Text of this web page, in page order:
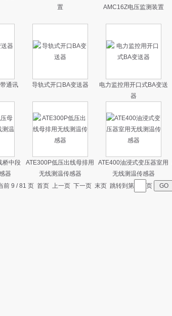
置
AMC16Z电压监测装置
通讯 导轨式开口BA变送器
电力监控用开口式BA变送
器
桥中段
器
ATE300P低压出线母排用
无线测温传感器
ATE400油浸式变压器室用
无线测温传感器
前 9 / 81 页 首页 上一页 下一页 末页 跳转到第 页